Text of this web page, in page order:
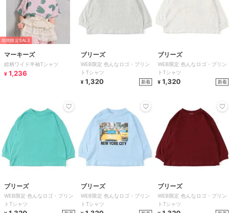
期間限定SALE
マーキーズ
総柄ワイド半袖Tシャツ
¥ 1,236
ブリーズ
WEB限定 色んなロゴ・プリン
トTシャツ
¥ 1,320 新着
ブリーズ
WEB限定 色んなロゴ・プリン
トTシャツ
¥ 1,320 新着
ブリーズ
WEB限定 色んなロゴ・プリン
トTシャツ
ブリーズ
WEB限定 色んなロゴ・プリン
トTシャツ
ブリーズ
WEB限定 色んなロゴ・プリン
トTシャツ